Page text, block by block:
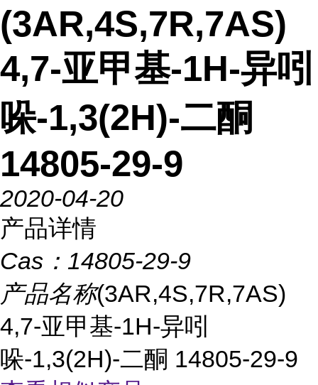
(3AR,4S,7R,7AS)
4,7-亚甲基-1H-异吲
哚-1,3(2H)-二酮
14805-29-9
2020-04-20
产品详情
Cas： 14805-29-9
产品名称(3AR,4S,7R,7AS)
4,7-亚甲基-1H-异吲
哚-1,3(2H)-二酮 14805-29-9